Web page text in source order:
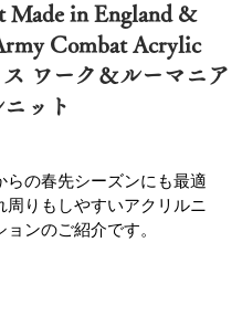
Made in England &
Combat Acrylic
ワーク＆ルーマニア
ット
らの春先シーズンにも最適
周りもしやすいアクリルニ
ンのご紹介です。